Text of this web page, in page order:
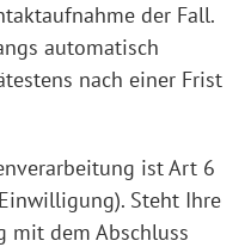
der Fall.
automatisch
nach einer Frist
ist Art 6
Steht Ihre
mit dem Abschluss